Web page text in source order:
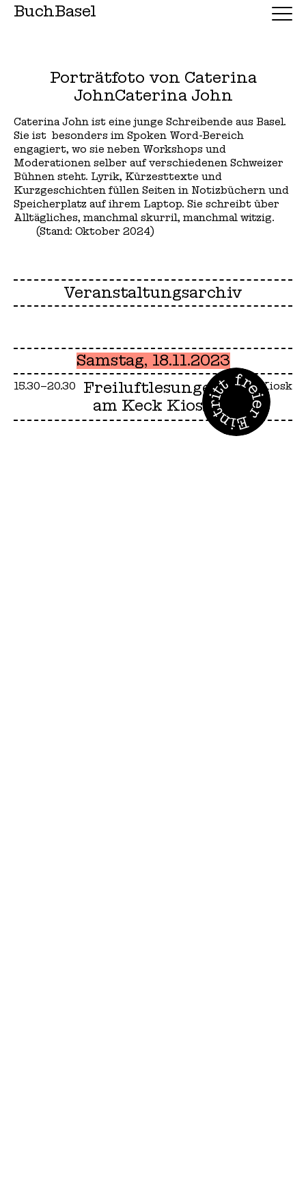
BuchBasel
Porträtfoto von Caterina
JohnCaterina John
Caterina John ist eine junge Schreibende aus Basel.
Sie ist besonders im Spoken Word-Bereich
engagiert, wo sie neben Workshops und
Moderationen selber auf verschiedenen Schweizer
Bühnen steht. Lyrik, Kürzesttexte und
Kurzgeschichten füllen Seiten in Notizbüchern und
Speicherplatz auf ihrem Laptop. Sie schreibt über
Alltägliches, manchmal skurril, manchmal witzig.
(Stand: Oktober 2024)
Veranstaltungsarchiv
Samstag, 18.11.2023
15.30–20.30 Keck Kiosk
Freiluftlesungen
am Keck Kiosk